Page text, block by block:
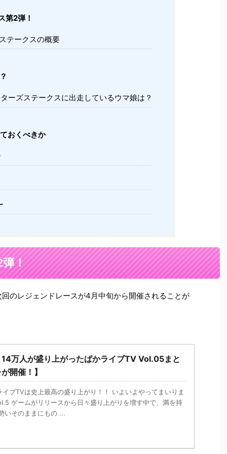
第2弾！
テークスの概要
ーズステークスに出走しているウマ娘は？
おくべきか
！
のレジェンドレースが4月中旬から開催されることが
万人が盛り上がったぱかライブTV Vol.05まと
開催！】
ブTVは史上最高の盛り上がり！！ いよいよやってまいりま
ゲームがリリースから日々盛り上がりを増す中で、満を持
いそのままにもの ...